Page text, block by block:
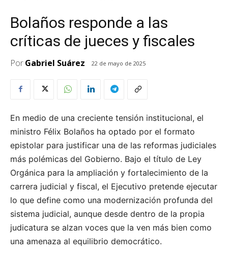
Bolaños responde a las
críticas de jueces y fiscales
PorGabriel Suárez 22 de mayo de 2025
En medio de una creciente tensión institucional, el
ministro Félix Bolaños ha optado por el formato
epistolar para justificar una de las reformas judiciales
más polémicas del Gobierno. Bajo el título de Ley
Orgánica para la ampliación y fortalecimiento de la
carrera judicial y fiscal, el Ejecutivo pretende ejecutar
lo que define como una modernización profunda del
sistema judicial, aunque desde dentro de la propia
judicatura se alzan voces que la ven más bien como
una amenaza al equilibrio democrático.